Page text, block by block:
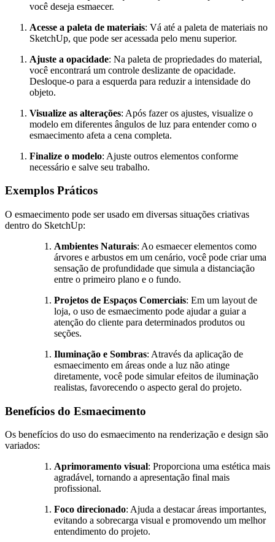
você deseja esmaecer.
Acesse a paleta de materiais: Vá até a paleta de materiais no
SketchUp, que pode ser acessada pelo menu superior.
Ajuste a opacidade: Na paleta de propriedades do material,
você encontrará um controle deslizante de opacidade.
Desloque-o para a esquerda para reduzir a intensidade do
objeto.
Visualize as alterações: Após fazer os ajustes, visualize o
modelo em diferentes ângulos de luz para entender como o
esmaecimento afeta a cena completa.
Finalize o modelo: Ajuste outros elementos conforme
necessário e salve seu trabalho.
Exemplos Práticos
O esmaecimento pode ser usado em diversas situações criativas
dentro do SketchUp:
Ambientes Naturais: Ao esmaecer elementos como
árvores e arbustos em um cenário, você pode criar uma
sensação de profundidade que simula a distanciação
entre o primeiro plano e o fundo.
Projetos de Espaços Comerciais: Em um layout de
loja, o uso de esmaecimento pode ajudar a guiar a
atenção do cliente para determinados produtos ou
seções.
Iluminação e Sombras: Através da aplicação de
esmaecimento em áreas onde a luz não atinge
diretamente, você pode simular efeitos de iluminação
realistas, favorecendo o aspecto geral do projeto.
Benefícios do Esmaecimento
Os benefícios do uso do esmaecimento na renderização e design são
variados:
Aprimoramento visual: Proporciona uma estética mais
agradável, tornando a apresentação final mais
profissional.
Foco direcionado: Ajuda a destacar áreas importantes,
evitando a sobrecarga visual e promovendo um melhor
entendimento do projeto.